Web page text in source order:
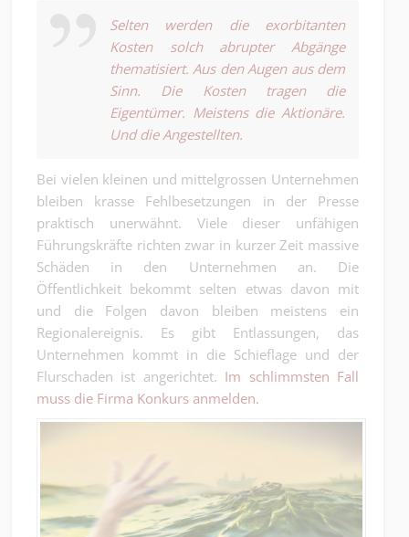
Selten werden die exorbitanten
Kosten solch abrupter Abgänge
thematisiert. Aus den Augen aus dem
Sinn. Die Kosten tragen die
Eigentümer. Meistens die Aktionäre.
Und die Angestellten.
Bei vielen kleinen und mittelgrossen Unternehmen
bleiben krasse Fehlbesetzungen in der Presse
praktisch unerwähnt. Viele dieser unfähigen
Führungskräfte richten zwar in kurzer Zeit massive
Schäden in den Unternehmen an. Die
Öffentlichkeit bekommt selten etwas davon mit
und die Folgen davon bleiben meistens ein
Regionalereignis. Es gibt Entlassungen, das
Unternehmen kommt in die Schieflage und der
Flurschaden ist angerichtet. Im schlimmsten Fall
muss die Firma Konkurs anmelden.